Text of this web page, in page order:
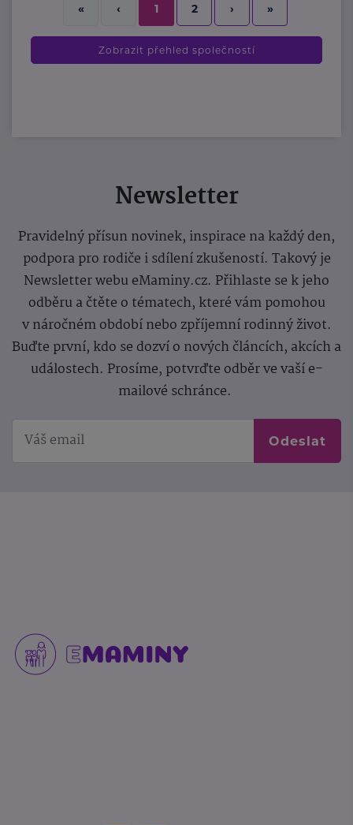
« ‹ 1 2 › »
Zobrazit přehled společností
Newsletter
Pravidelný přísun novinek, inspirace na každý den,
podpora pro rodiče i sdílení zkušeností. Takový je
Newsletter webu eMaminy.cz. Přihlaste se k jeho
odběru a čtěte o tématech, které vám pomohou
v náročném období nebo zpříjemní rodinný život.
Buďte první, kdo se dozví o nových článcích, akcích a
událostech. Prosíme, potvrďte odběr ve vaší e-
mailové schránce.
Odeslat